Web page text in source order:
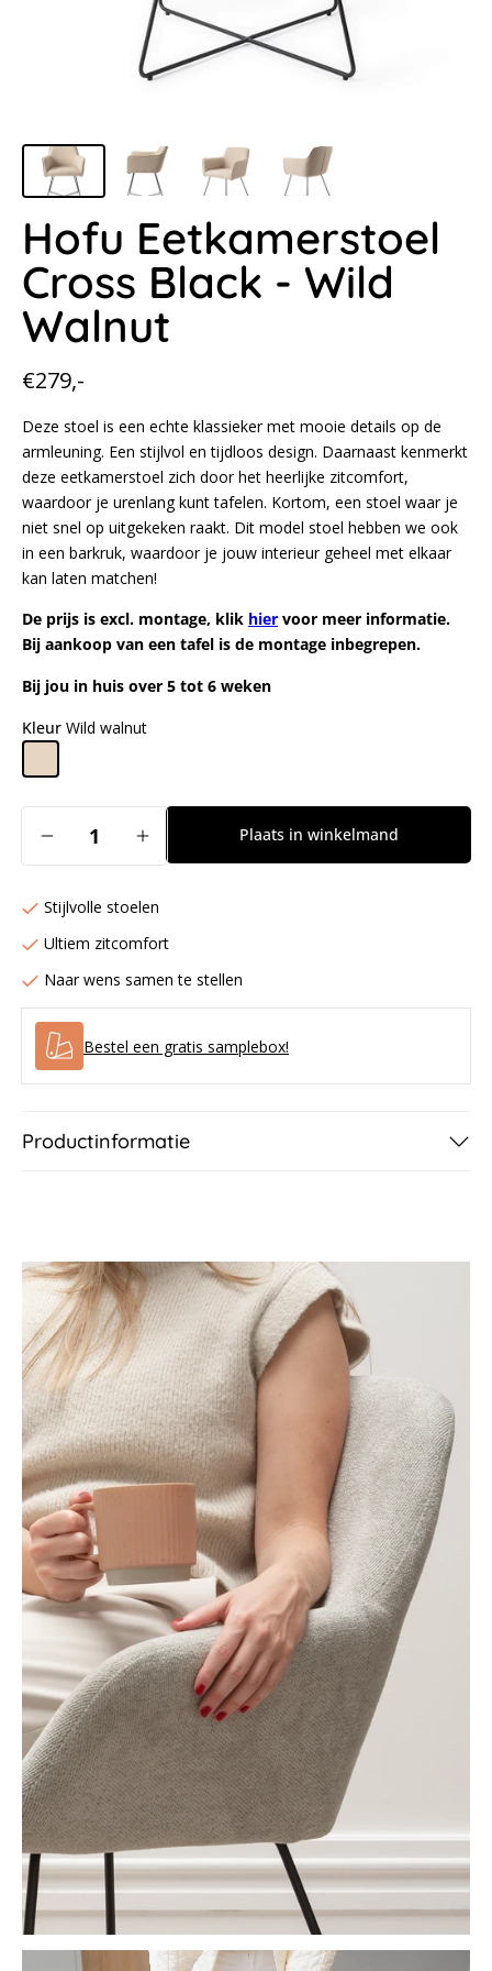
Hofu Eetkamerstoel
Cross Black - Wild
Walnut
Normale
€279,-
Deze stoel is een echte klassieker met mooie details op de
armleuning. Een stijlvol en tijdloos design. Daarnaast kenmerkt
deze eetkamerstoel zich door het heerlijke zitcomfort,
waardoor je urenlang kunt tafelen. Kortom, een stoel waar je
niet snel op uitgekeken raakt. Dit model stoel hebben we ook
in een barkruk, waardoor je jouw interieur geheel met elkaar
kan laten matchen!
De prijs is excl. montage, klik hier voor meer informatie.
Bij aankoop van een tafel is de montage inbegrepen.
Bij jou in huis over 5 tot 6 weken
Kleur Wild walnut
Aantal
verlagen
Hofu
Eetkamerstoel
Black
-
Wild
Walnut
Aantal
verhogen
Hofu
Eetkamerstoel
Black
-
Walnut
Plaats in winkelmand
Stijlvolle stoelen
Ultiem zitcomfort
Naar wens samen te stellen
Bestel een gratis samplebox!
Productinformatie